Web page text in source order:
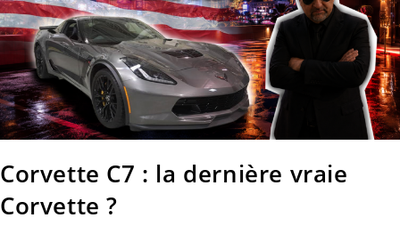
Corvette C7 : la dernière vraie
Corvette ?